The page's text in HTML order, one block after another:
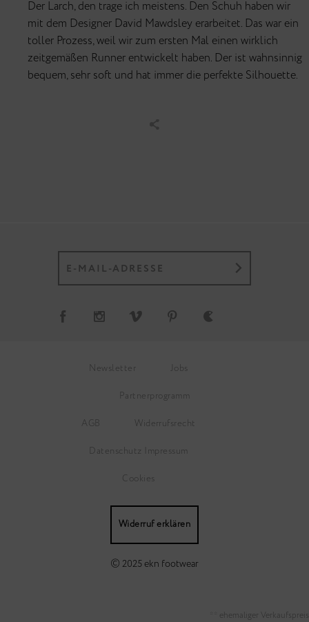
Der Larch, den trage ich meistens. Den Schuh haben wir
mit dem Designer David Mawdsley erarbeitet. Das war ein
toller Prozess, weil wir zum ersten Mal einen wirklich
zeitgemäßen Runner entwickelt haben. Der ist wahnsinnig
bequem, sehr soft und hat immer die perfekte Silhouette.
Newsletter Jobs
Partnerprogramm
AGB Widerrufsrecht
Datenschutz Impressum
Cookies
Widerruf erklären
© 2025 ekn footwear
** ehemaliger Verkaufspreis